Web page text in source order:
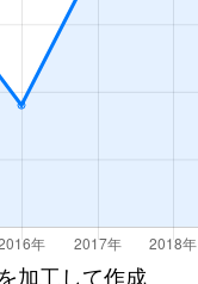
加工して作成